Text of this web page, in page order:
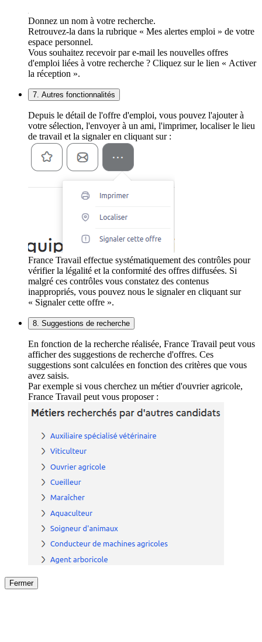
Donnez un nom à votre recherche.
Retrouvez-la dans la rubrique « Mes alertes emploi » de votre
espace personnel.
Vous souhaitez recevoir par e-mail les nouvelles offres
d'emploi liées à votre recherche ? Cliquez sur le lien « Activer
la réception ».
7. Autres fonctionnalités
Depuis le détail de l'offre d'emploi, vous pouvez l'ajouter à
votre sélection, l'envoyer à un ami, l'imprimer, localiser le lieu
de travail et la signaler en cliquant sur :
France Travail effectue systématiquement des contrôles pour
vérifier la légalité et la conformité des offres diffusées. Si
malgré ces contrôles vous constatez des contenus
inappropriés, vous pouvez nous le signaler en cliquant sur
« Signaler cette offre ».
8. Suggestions de recherche
En fonction de la recherche réalisée, France Travail peut vous
afficher des suggestions de recherche d'offres. Ces
suggestions sont calculées en fonction des critères que vous
avez saisis.
Par exemple si vous cherchez un métier d'ouvrier agricole,
France Travail peut vous proposer :
Fermer